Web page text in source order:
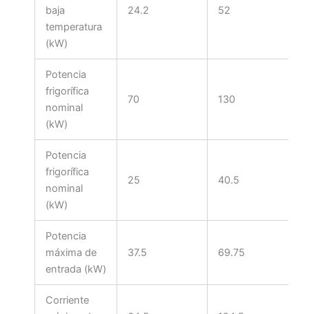
baja
temperatura
(kW)
24.2 52
Potencia
frigorífica
nominal
(kW)
70 130
Potencia
frigorífica
nominal
(kW)
25 40.5
Potencia
máxima de
entrada (kW)
37.5 69.75
Corriente